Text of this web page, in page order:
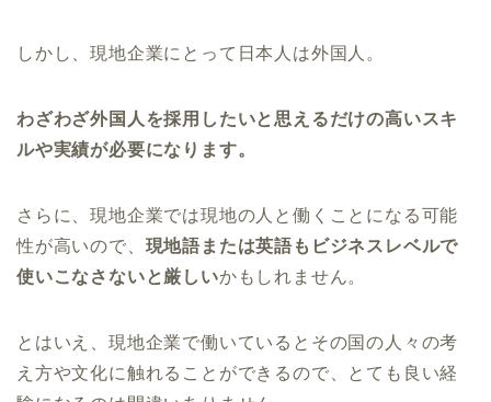
しかし、現地企業にとって日本人は外国人。
わざわざ外国人を採用したいと思えるだけの高いスキ
ルや実績が必要になります。
さらに、現地企業では現地の人と働くことになる可能
性が高いので、 現地語または英語もビジネスレベルで
使いこなさないと厳しいかもしれません。
とはいえ、現地企業で働いているとその国の人々の考
え方や文化に触れることができるので、とても良い経